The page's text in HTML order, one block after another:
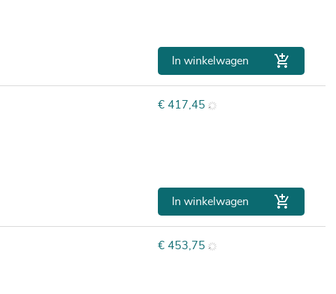
In winkelwagen 
Prijs
€ 417,45
In winkelwagen 
Prijs
€ 453,75